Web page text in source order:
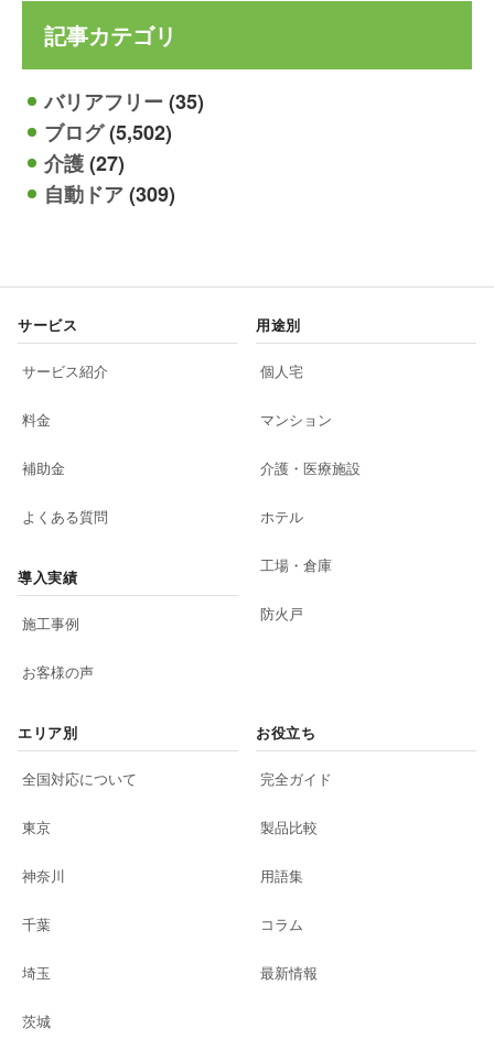
記事カテゴリ
バリアフリー(35)
ブログ(5,502)
介護(27)
自動ドア(309)
サービス
サービス紹介
料金
補助金
よくある質問
導入実績
施工事例
お客様の声
用途別
個人宅
マンション
介護・医療施設
ホテル
工場・倉庫
防火戸
エリア別
全国対応について
東京
神奈川
千葉
埼玉
茨城
お役立ち
完全ガイド
製品比較
用語集
コラム
最新情報